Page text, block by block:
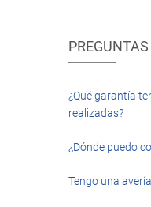
¿Qué garantía
realizadas?
¿Dónde puedo
Tengo una